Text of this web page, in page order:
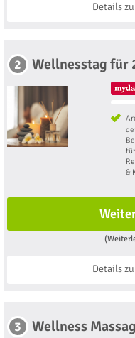
Details
2 Wellnesstag für
&
Details
3 Wellness